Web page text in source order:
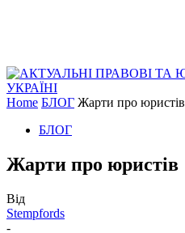
Home БЛОГ Жарти про юристів
БЛОГ
Жарти про юристів
Від
Stempfords
-